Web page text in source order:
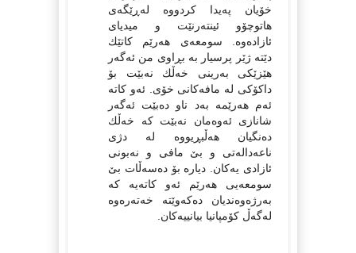
خۆیان په‌یدا كردووه‌ له‌ڕێگه‌ی
هاتوچۆو ئینته‌رنێت و میدیای
ئازاده‌وه‌. سومعه‌ی هه‌رێم كاتێك
دێته‌ ژێر پرسیار به‌ بڕاوی من ئه‌گه‌ر
هێزێكی به‌رینی خه‌ڵك نه‌بێت بۆ
داكۆكی له‌ مافه‌كانی خۆی. ئه‌و كاته‌
ئه‌م هه‌رێمه‌ به‌د ناو ده‌بێت ئه‌گه‌ر
شانازی ئه‌وه‌مان نه‌بێت كه‌ خه‌ڵك
ده‌نگیان هه‌ڵبڕیووه‌ له‌ دژی
ناعه‌داله‌تی و بێ مافی و نه‌بونی
ئازادی یه‌كان. دیاره‌ بۆ ده‌سه‌ڵات بێ
سومعه‌یی هه‌رێم ئه‌و كاته‌یه‌ كه‌
به‌رژه‌وه‌ندیان ده‌كه‌وێته‌ خه‌ته‌ره‌وه‌
له‌گه‌ڵ كۆمپانیا بیانییه‌كان.